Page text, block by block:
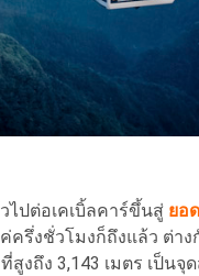
ปต่อเคเบิ้ลคาร์ขึ้นสู่ ยอ
ครึ่งชั่วโมงก็ถึงแล้ว ต่า
งถึง 3,143 เมตร เป็นจุ